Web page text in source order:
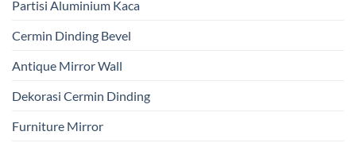
Partisi Aluminium Kaca
Cermin Dinding Bevel
Antique Mirror Wall
Dekorasi Cermin Dinding
Furniture Mirror